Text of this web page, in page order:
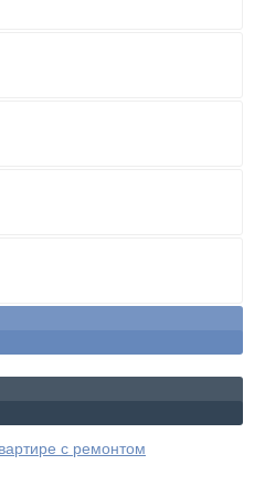
с ремонтом